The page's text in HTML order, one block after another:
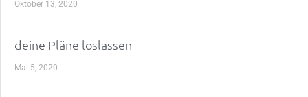
Oktober 13, 2020
deine Pläne loslassen
Mai 5, 2020